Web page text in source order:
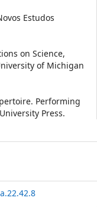
Estudos
on Science,
of Michigan
Performing
Press.